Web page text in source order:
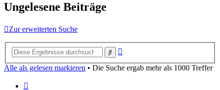
Ungelesene Beiträge
Zur erweiterten Suche
Suche
Alle als gelesen markieren • Die Suche ergab mehr als 1000 Treffer